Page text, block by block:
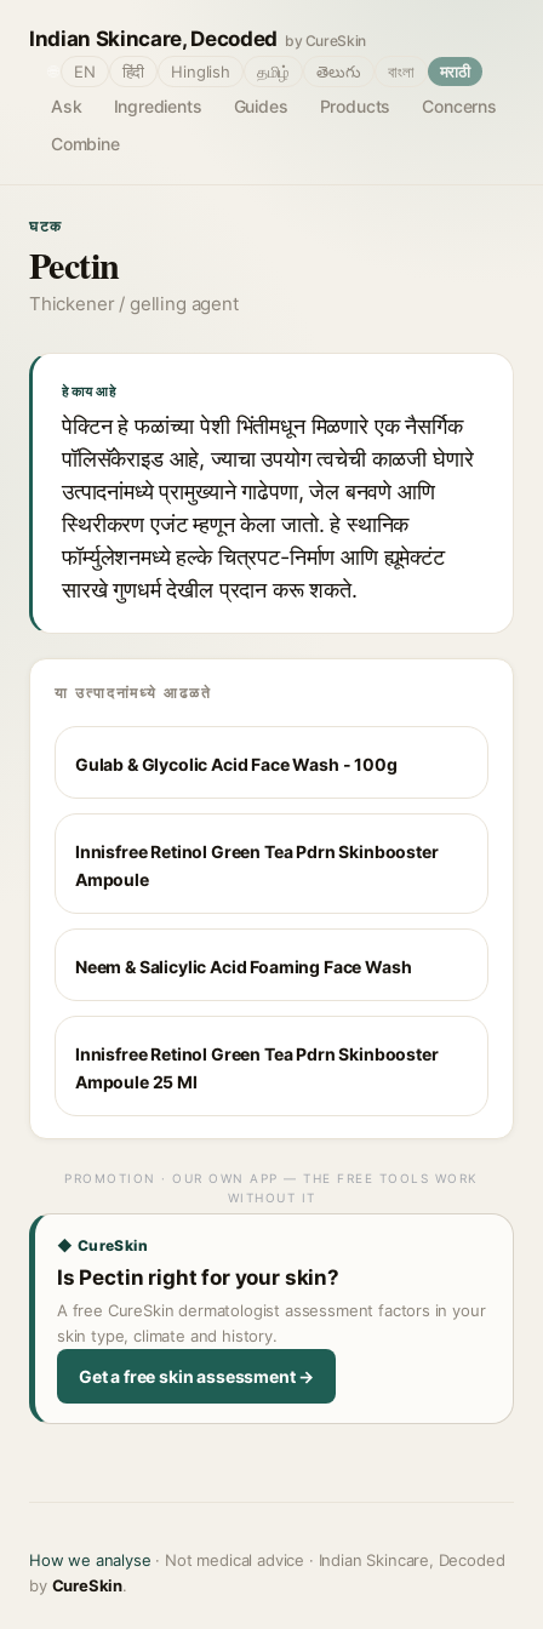
Indian Skincare, Decoded by CureSkin
Ask Ingredients Guides Products
Concerns
Combine
EN हिंदी Hinglish தமிழ் తెలుగు বাংলা मराठी
घटक
Pectin
Thickener / gelling agent
हे काय आहे
पेक्टिन हे फळांच्या पेशी भिंतीमधून मिळणारे एक नैसर्गिक
पॉलिसॅकेराइड आहे, ज्याचा उपयोग त्वचेची काळजी घेणारे
उत्पादनांमध्ये प्रामुख्याने गाढेपणा, जेल बनवणे आणि
स्थिरीकरण एजंट म्हणून केला जातो. हे स्थानिक
फॉर्म्युलेशनमध्ये हल्के चित्रपट-निर्माण आणि ह्यूमेक्टंट
सारखे गुणधर्म देखील प्रदान करू शकते.
या उत्पादनांमध्ये आढळते
Gulab & Glycolic Acid Face Wash - 100g
Innisfree Retinol Green Tea Pdrn Skinbooster
Ampoule
Neem & Salicylic Acid Foaming Face Wash
Innisfree Retinol Green Tea Pdrn Skinbooster
Ampoule 25 Ml
PROMOTION · OUR OWN APP — THE FREE TOOLS WORK
WITHOUT IT
◆ CureSkin
Is Pectin right for your skin?
A free CureSkin dermatologist assessment factors in your
skin type, climate and history.
Get a free skin assessment →
How we analyse · Not medical advice · Indian Skincare, Decoded
by CureSkin.